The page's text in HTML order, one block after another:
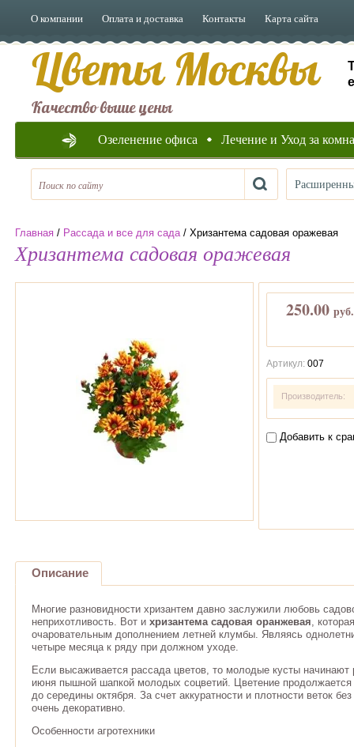
О компании Оплата и доставка Контакты Карта сайта
Цветы Москвы
Качество выше цены
Озеленение офиса Лечение и Уход за
Главная / Рассада и все для сада/ Хризантема садовая оражевая
Хризантема садовая оражевая
250.00 руб.
Артикул: 007
Производитель:
Добавить к
Описание
Многие разновидности хризантем давно заслужили любовь
неприхотливость. Вот и хризантема садовая оранжевая,
очаровательным дополнением летней клумбы. Являясь
четыре месяца к ряду при должном уходе.
Если высаживается рассада цветов, то молодые кусты начинают
июня пышной шапкой молодых соцветий. Цветение
до середины октября. За счет аккуратности и плотности веток
очень декоративно.
Особенности агротехники